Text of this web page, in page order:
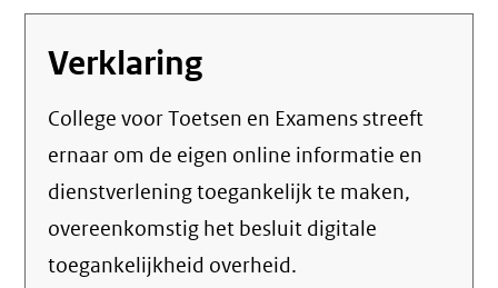
Verklaring
College voor Toetsen en Examens streeft
ernaar om de eigen online informatie en
dienstverlening toegankelijk te maken,
overeenkomstig het besluit digitale
toegankelijkheid overheid.